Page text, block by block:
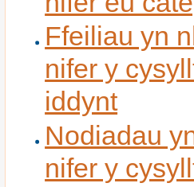
Ffeiliau yn
nifer y
iddynt
Nodiadau
nifer y